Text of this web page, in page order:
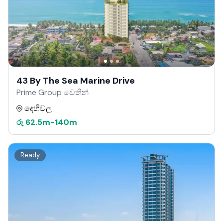
43 By The Sea Marine Drive
Prime Group වෙතින්
දෙහිවල
රු 62.5m-140m
Ready